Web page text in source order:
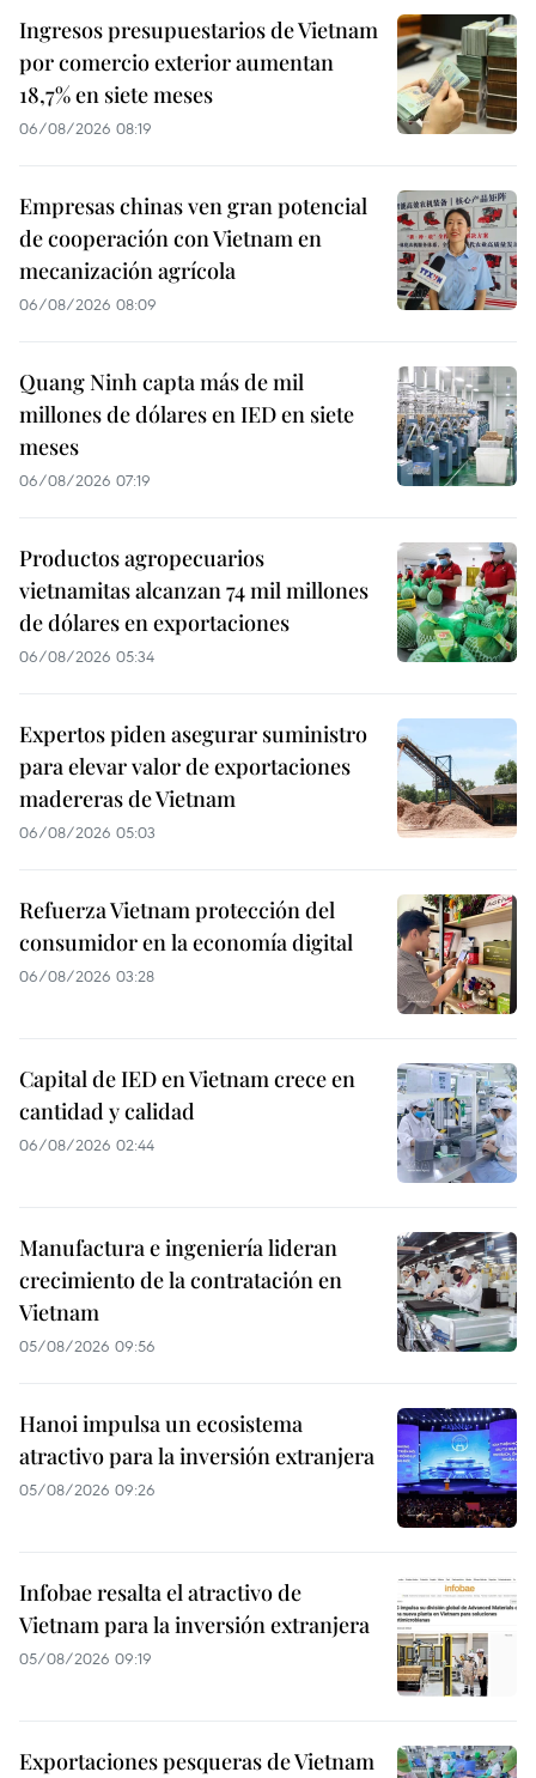
Ingresos presupuestarios de Vietnam
por comercio exterior aumentan
18,7% en siete meses
06/08/2026 08:19
Empresas chinas ven gran potencial
de cooperación con Vietnam en
mecanización agrícola
06/08/2026 08:09
Quang Ninh capta más de mil
millones de dólares en IED en siete
meses
06/08/2026 07:19
Productos agropecuarios
vietnamitas alcanzan 74 mil millones
de dólares en exportaciones
06/08/2026 05:34
Expertos piden asegurar suministro
para elevar valor de exportaciones
madereras de Vietnam
06/08/2026 05:03
Refuerza Vietnam protección del
consumidor en la economía digital
06/08/2026 03:28
Capital de IED en Vietnam crece en
cantidad y calidad
06/08/2026 02:44
Manufactura e ingeniería lideran
crecimiento de la contratación en
Vietnam
05/08/2026 09:56
Hanoi impulsa un ecosistema
atractivo para la inversión extranjera
05/08/2026 09:26
Infobae resalta el atractivo de
Vietnam para la inversión extranjera
05/08/2026 09:19
Exportaciones pesqueras de Vietnam